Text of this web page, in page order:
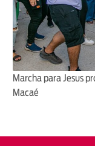
Marcha para Jesus
Macaé